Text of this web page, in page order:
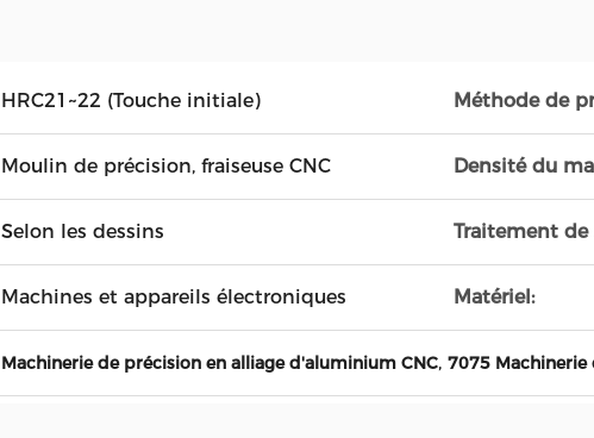
HRC21~22 (Touche initiale) Méthode de
Moulin de précision, fraiseuse CNC Densité du
Selon les dessins Traitement de
Machines et appareils électroniques Matériel:
Machinerie de précision en alliage d'aluminium CNC, 7075 Machinerie